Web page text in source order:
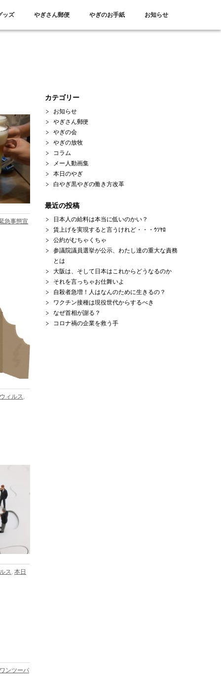
ッズ やぎさん郵便 やぎのお手紙 お知らせ
急事態宣
ィルス,
ス, 本日
ワンツーパ
カテゴリー
お知らせ
やぎさん郵便
やぎの会
やぎの放牧
コラム
メー人動画集
本日のやぎ
白やぎ黒やぎの働き方改革
最近の投稿
日本人の給料は本当に低いのかい？
賃上げを実現すると言うけれど・・・ｳｿﾔﾛ
公約がむちゃくちゃ
参議院議員選挙が公示、わたし達の重大な責務
とは
大阪は、そして日本はこれからどうなるのか
それを言っちゃお仕舞いよ
自殺者急増！人はなんのために生きるの？
ワクチン接種は現役世代からするべき
なぜ首相が謝る？
コロナ禍の企業を救う手